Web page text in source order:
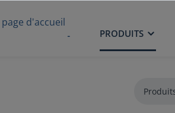
ACCUEIL PRODUITS